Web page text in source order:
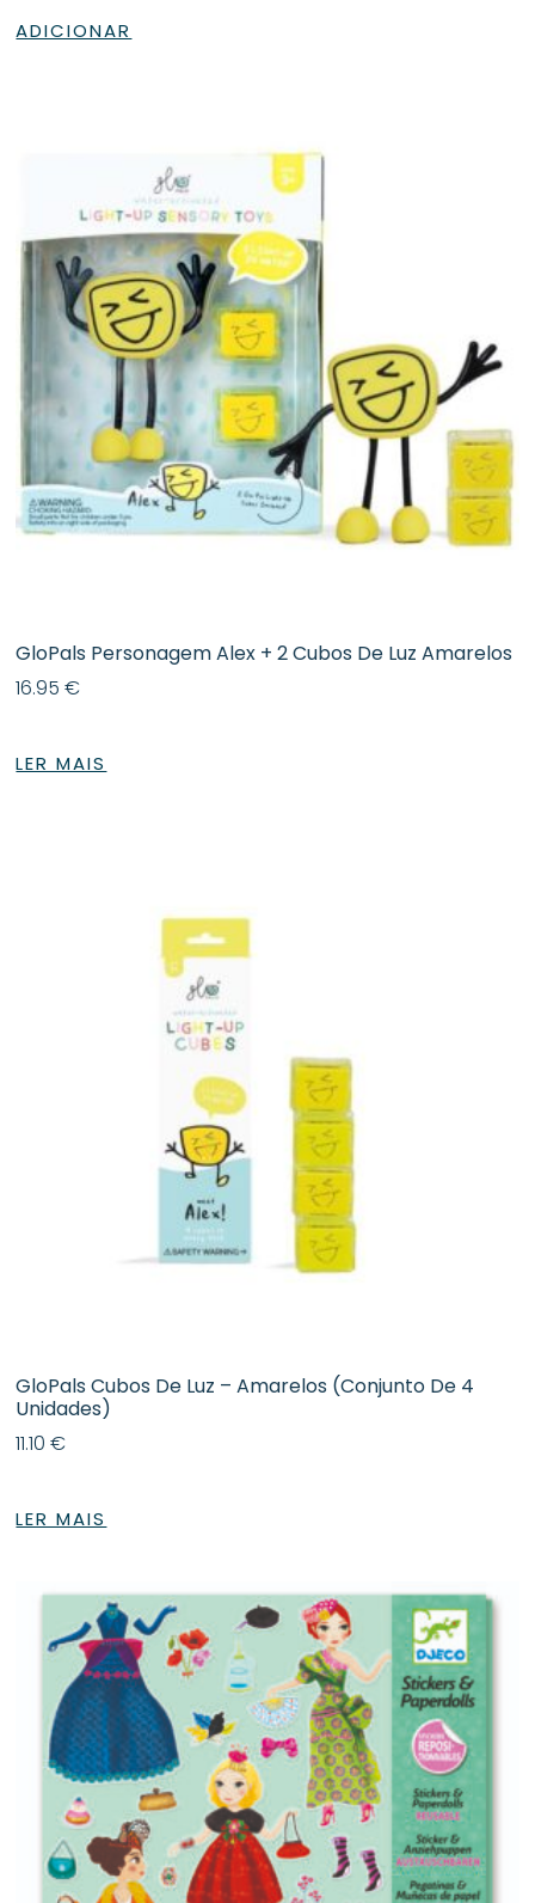
ADICIONAR
GloPals Personagem Alex + 2 Cubos De Luz Amarelos
16.95€
LER MAIS
GloPals Cubos De Luz – Amarelos (conjunto De 4
Unidades)
11.10€
LER MAIS